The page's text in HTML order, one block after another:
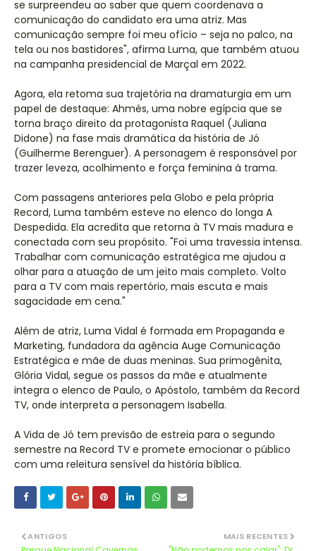
se surpreendeu ao saber que quem coordenava a
comunicação do candidato era uma atriz. Mas
comunicação sempre foi meu ofício – seja no palco, na
tela ou nos bastidores", afirma Luma, que também atuou
na campanha presidencial de Marçal em 2022.
Agora, ela retoma sua trajetória na dramaturgia em um
papel de destaque: Ahmés, uma nobre egípcia que se
torna braço direito da protagonista Raquel (Juliana
Didone) na fase mais dramática da história de Jó
(Guilherme Berenguer). A personagem é responsável por
trazer leveza, acolhimento e força feminina à trama.
Com passagens anteriores pela Globo e pela própria
Record, Luma também esteve no elenco do longa A
Despedida. Ela acredita que retorna à TV mais madura e
conectada com seu propósito. "Foi uma travessia intensa.
Trabalhar com comunicação estratégica me ajudou a
olhar para a atuação de um jeito mais completo. Volto
para a TV com mais repertório, mais escuta e mais
sagacidade em cena."
Além de atriz, Luma Vidal é formada em Propaganda e
Marketing, fundadora da agência Auge Comunicação
Estratégica e mãe de duas meninas. Sua primogênita,
Glória Vidal, segue os passos da mãe e atualmente
integra o elenco de Paulo, o Apóstolo, também da Record
TV, onde interpreta a personagem Isabella.
A Vida de Jó tem previsão de estreia para o segundo
semestre na Record TV e promete emocionar o público
com uma releitura sensível da história bíblica.
MAIS RECENTES
ANTIGOS